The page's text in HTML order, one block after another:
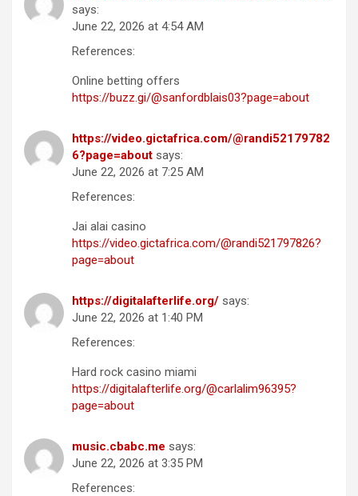
says:
June 22, 2026 at 4:54 AM
References:
Online betting offers
https://buzz.gi/@sanfordblais03?page=about
https://video.gictafrica.com/@randi52179782
6?page=about says:
June 22, 2026 at 7:25 AM
References:
Jai alai casino
https://video.gictafrica.com/@randi521797826?
page=about
https://digitalafterlife.org/ says:
June 22, 2026 at 1:40 PM
References:
Hard rock casino miami
https://digitalafterlife.org/@carlalim96395?
page=about
music.cbabc.me says:
June 22, 2026 at 3:35 PM
References: